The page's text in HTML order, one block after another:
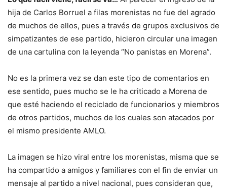
hija de Carlos Borruel a filas morenistas no fue del agrado
de muchos de ellos, pues a través de grupos exclusivos de
simpatizantes de ese partido, hicieron circular una imagen
de una cartulina con la leyenda “No panistas en Morena”.
No es la primera vez se dan este tipo de comentarios en
ese sentido, pues mucho se le ha criticado a Morena de
que esté haciendo el reciclado de funcionarios y miembros
de otros partidos, muchos de los cuales son atacados por
el mismo presidente AMLO.
La imagen se hizo viral entre los morenistas, misma que se
ha compartido a amigos y familiares con el fin de enviar un
mensaje al partido a nivel nacional, pues consideran que,